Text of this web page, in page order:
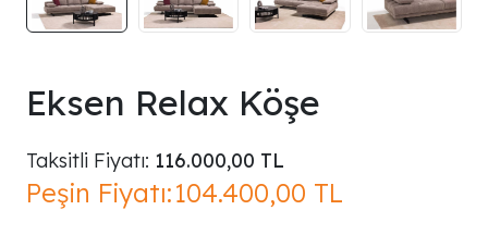
Eksen Relax Köşe
Taksitli Fiyatı: 116.000,00 TL
Peşin Fiyatı:104.400,00 TL